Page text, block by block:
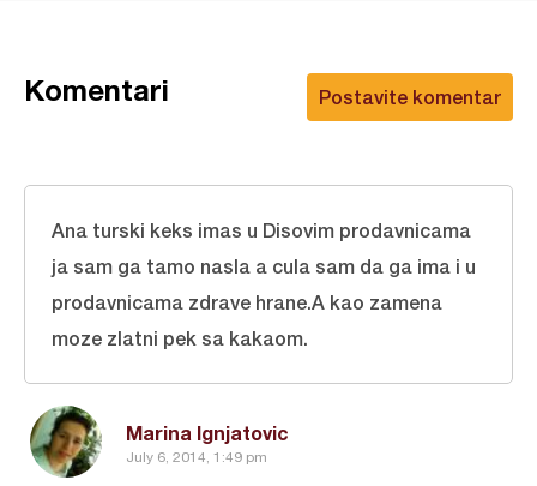
Postavite komentar
Komentari
Marina Ignjatovic
July 6, 2014, 1:49 pm
Ana turski keks imas u Disovim prodavnicama
ja sam ga tamo nasla a cula sam da ga ima i u
prodavnicama zdrave hrane.A kao zamena
moze zlatni pek sa kakaom.